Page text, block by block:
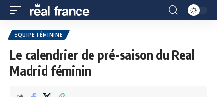
EQUIPE FÉMININE
Le calendrier de pré-saison du Real
Madrid féminin